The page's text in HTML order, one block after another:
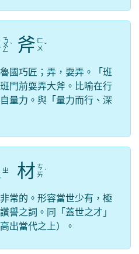
ㄋ
ㄨ
ㄥ
ˋ 斧 ㄈ
ㄨ ˇ
國巧匠；弄，耍弄。「班
門前耍弄大斧。比喻在行
量力。與「量力而行、深
ㄓ 材 ㄘ
ㄞ ˊ
常的。形容當世少有，極
譽之詞。同「蓋世之才」
出當代之上）。